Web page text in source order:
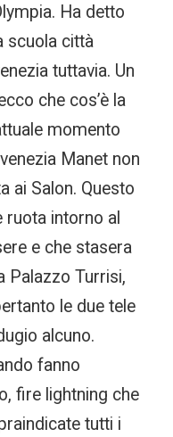
Ha detto
scuola città
tuttavia. Un
che cos’è la
momento
Manet non
ai Salon. Questo
ruota intorno al
e che stasera
Palazzo Turrisi,
le due tele
alcuno.
fanno
fire lightning che
tutti i